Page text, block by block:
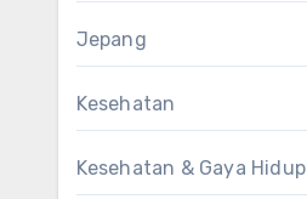
Jepang
Kesehatan
Kesehatan & Gaya Hidup